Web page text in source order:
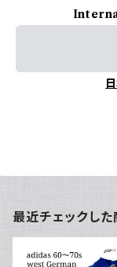
最近チェックした